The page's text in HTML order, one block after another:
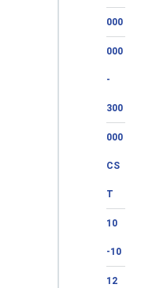
000
000
-
300
000
CS
T
10
-10
12